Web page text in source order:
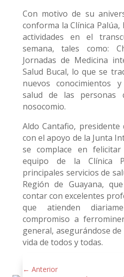
Con motivo de su
conforma la Clínica Palúa,
actividades en el
semana, tales como:
Jornadas de Medicina
Salud Bucal, lo que se
nuevos conocimientos
salud de las personas
nosocomio.
Aldo Cantafio,
con el apoyo de la Junta
se complace en
equipo de la Clínica
principales servicios de
Región de Guayana,
contar con excelentes
que atienden
compromiso a
general, asegurándose
vida de todos y todas.
← Anterior